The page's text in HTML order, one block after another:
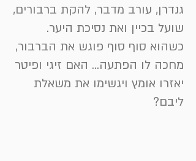
גנדרן, עורב מדבר, להקת ברבורים,
שועל בכיין ואת נסיכת היער.
כשהוא סוף סוף פוגש את הברבור,
מחכה לו הפתעה... האם זיגי ופיטר
יאזרו אומץ ויגשימו את משאלת
ליבם?